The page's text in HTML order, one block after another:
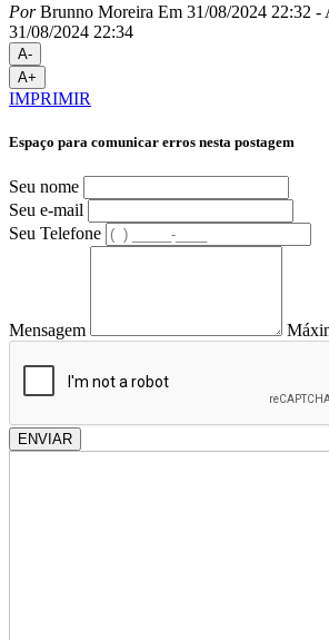
PorBrunno Moreira Em 31/08/2024 22:32 -
31/08/2024 22:34
A-
A+
IMPRIMIR
Espaço para comunicar erros nesta postagem
Seu nome
Seu e-mail
Seu Telefone
Mensagem
ENVIAR